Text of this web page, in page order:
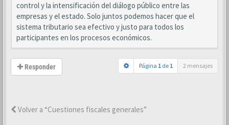
control y la intensificación del diálogo público entre las
empresas y el estado. Solo juntos podemos hacer que el
sistema tributario sea efectivo y justo para todos los
participantes en los procesos económicos.
Responder Página 1 de 1 2 mensajes
Volver a “Cuestiones fiscales generales”